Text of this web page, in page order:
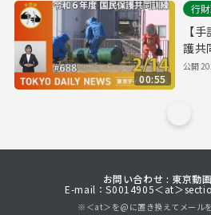
00:55
行
【
護共
東京
公開
お問い合わせ : 東京動
E-mail：S0014905＜at＞
※＜at＞を@に置き換えてメール